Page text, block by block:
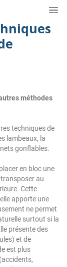
méthodes
techniques de
lambeaux, la
gonflables.
en bloc une
au
Cette
apporte une
ne permet
surtout si la
présente des
et de
est plus